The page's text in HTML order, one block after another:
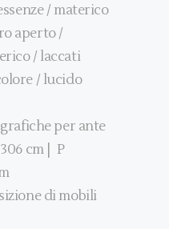
/materico
aperto/
/laccati
/lucido
grafiche per ante
cm | P
di mobili